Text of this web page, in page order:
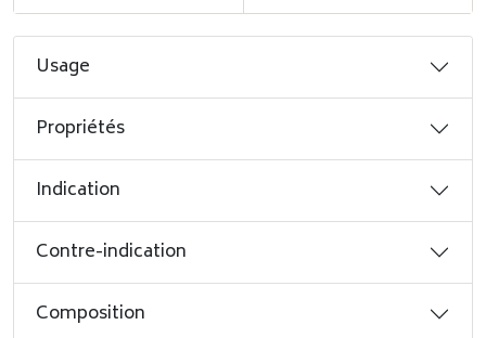
Usage
Propriétés
Indication
Contre-indication
Composition